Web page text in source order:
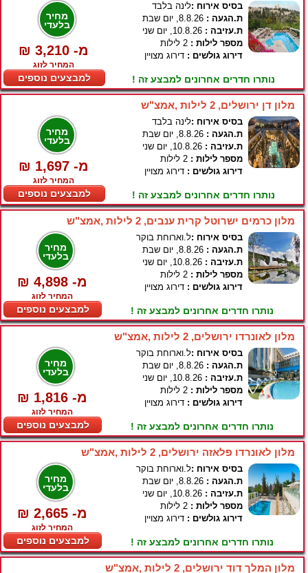
מחיר
בלעדי
₪ 3,210 -מ
המחיר לזוג
למבצעים נוספים
בסיס אירוח :לינה בלבד
ת.הגעה :
ת.עזיבה :
מספר לילות :
דירוג גולשים : דירוג מצויין
נותרו חדרים אחרונים למבצע זה !
מלון דן ירושלים, 2 לילות ,אמצ"ש
מחיר
בלעדי
₪ 1,697 -מ
המחיר לזוג
למבצעים נוספים
בסיס אירוח :לינה בלבד
ת.הגעה :
ת.עזיבה :
מספר לילות :
דירוג גולשים : דירוג מצויין
נותרו חדרים אחרונים למבצע זה !
מלון כרמים ישרוטל קרית ענבים, 2 לילות ,אמצ"ש
מחיר
בלעדי
₪ 4,898 -מ
המחיר לזוג
למבצעים נוספים
בסיס אירוח :ל.וארוחת בוקר
ת.הגעה :
ת.עזיבה :
מספר לילות :
דירוג גולשים : דירוג מצויין
נותרו חדרים אחרונים למבצע זה !
מלון לאונרדו ירושלים, 2 לילות ,אמצ"ש
מחיר
בלעדי
₪ 1,816 -מ
המחיר לזוג
למבצעים נוספים
בסיס אירוח :ל.וארוחת בוקר
ת.הגעה :
ת.עזיבה :
מספר לילות :
דירוג גולשים : דירוג מצויין
נותרו חדרים אחרונים למבצע זה !
מלון לאונרדו פלאזה ירושלים, 2 לילות ,אמצ"ש
מחיר
בלעדי
₪ 2,665 -מ
המחיר לזוג
למבצעים נוספים
בסיס אירוח :ל.וארוחת בוקר
ת.הגעה :
ת.עזיבה :
מספר לילות :
דירוג גולשים : דירוג מצויין
נותרו חדרים אחרונים למבצע זה !
מלון המלך דוד ירושלים, 2 לילות ,אמצ"ש